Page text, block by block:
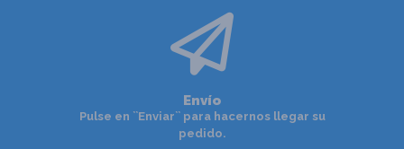
Envío
Pulse en ``Enviar`` para hacernos llegar su
pedido.